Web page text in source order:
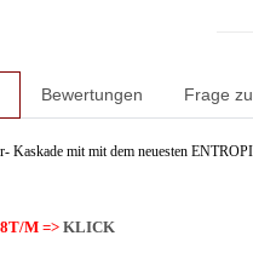
Bewertungen Frage
mit mit dem neuesten
M =>KLICK